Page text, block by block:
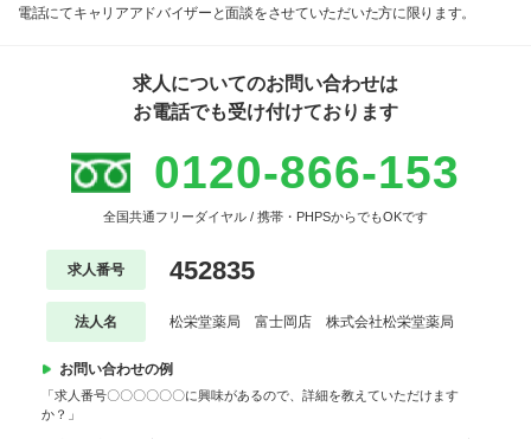
電話にてキャリアアドバイザーと面談をさせていただいた方に限ります。
求人についてのお問い合わせは
お電話でも受け付けております
0120-866-153
全国共通フリーダイヤル / 携帯・PHPSからでもOKです
求人番号 452835
法人名 松栄堂薬局 富士岡店 株式会社松栄堂薬局
お問い合わせの例
「求人番号〇〇〇〇〇〇に興味があるので、詳細を教えていただけます
か？」